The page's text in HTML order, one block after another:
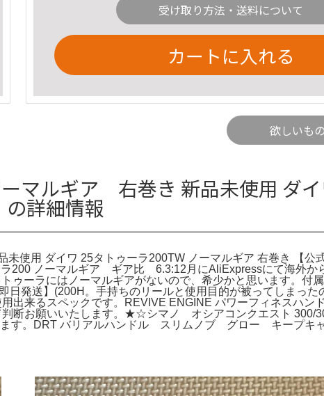
受け取り方法・送料について
カートに入れる
欲しいも
ルギア 右巻き 新品未使用 ダイ
詳細情報
使用 ダイワ 25タトゥーラ200TW ノーマルギア 右巻き 【公
200 ノーマルギア ギア比 6.3:12月にAliExpressにて海外か
ゥーラにはノーマルギアがないので、希少かと思います。付
発送】(200H。手持ちのリールと使用目的が被ってしまった
出来るスペックです。REVIVE ENGINE パワーフィネスハン
判断お願いいたします。★☆シマノ オシアコンクエスト
す。DRT バリアルハンドル スリムノブ グロー キープキ